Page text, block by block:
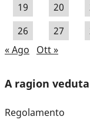
19
20
26
27
« Ago
Ott »
A ragion veduta
Regolamento